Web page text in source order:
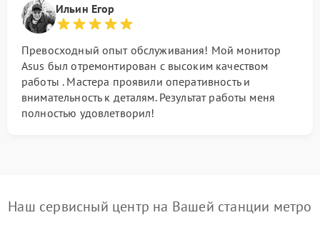
Ильин Егор
Превосходный опыт обслуживания! Мой монитор
Asus был отремонтирован с высоким качеством
работы . Мастера проявили оперативность и
внимательность к деталям. Результат работы меня
полностью удовлетворил!
Наш сервисный центр на Вашей станции метро